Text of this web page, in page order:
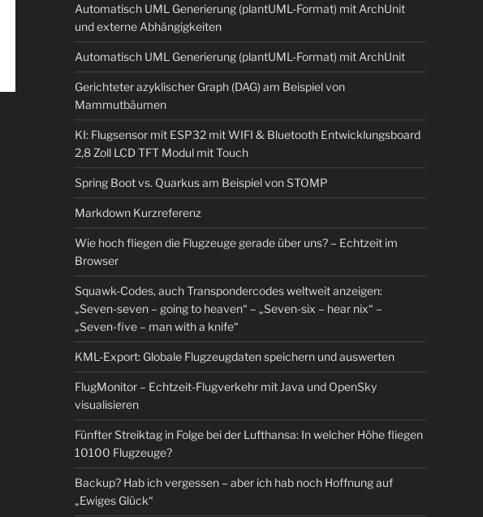
Automatisch UML Generierung (plantUML-Format) mit ArchUnit
und externe Abhängigkeiten
Automatisch UML Generierung (plantUML-Format) mit ArchUnit
Gerichteter azyklischer Graph (DAG) am Beispiel von
Mammutbäumen
KI: Flugsensor mit ESP32 mit WIFI & Bluetooth Entwicklungsboard
2,8 Zoll LCD TFT Modul mit Touch
Spring Boot vs. Quarkus am Beispiel von STOMP
Markdown Kurzreferenz
Wie hoch fliegen die Flugzeuge gerade über uns? – Echtzeit im
Browser
Squawk-Codes, auch Transpondercodes weltweit anzeigen:
„Seven-seven – going to heaven“ – „Seven-six – hear nix“ –
„Seven-five – man with a knife“
KML-Export: Globale Flugzeugdaten speichern und auswerten
FlugMonitor – Echtzeit-Flugverkehr mit Java und OpenSky
visualisieren
Fünfter Streiktag in Folge bei der Lufthansa: In welcher Höhe fliegen
10100 Flugzeuge?
Backup? Hab ich vergessen – aber ich hab noch Hoffnung auf
„Ewiges Glück“